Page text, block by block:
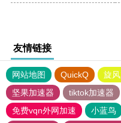
友情链接
网站地图 QuickQ 旋
坚果加速器
tiktok加速器
免费vqn外网加速
小蓝鸟